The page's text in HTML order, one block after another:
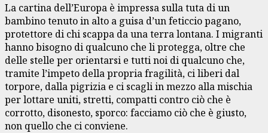
La cartina dell’Europa è impressa sulla tuta di un
bambino tenuto in alto a guisa d’un feticcio pagano,
protettore di chi scappa da una terra lontana. I migranti
hanno bisogno di qualcuno che li protegga, oltre che
delle stelle per orientarsi e tutti noi di qualcuno che,
tramite l’impeto della propria fragilità, ci liberi dal
torpore, dalla pigrizia e ci scagli in mezzo alla mischia
per lottare uniti, stretti, compatti contro ciò che è
corrotto, disonesto, sporco: facciamo ciò che è giusto,
non quello che ci conviene.